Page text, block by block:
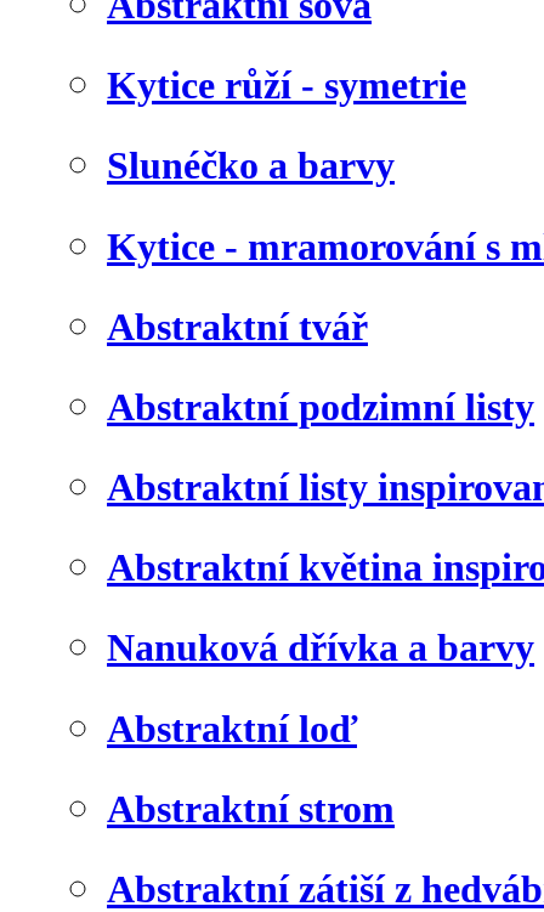
Kytice růží - symetrie
Slunéčko a barvy
Kytice - mramorování s
Abstraktní tvář
Abstraktní podzimní listy
Abstraktní listy
Abstraktní květina
Nanuková dřívka a barvy
Abstraktní loď
Abstraktní strom
Abstraktní zátiší z